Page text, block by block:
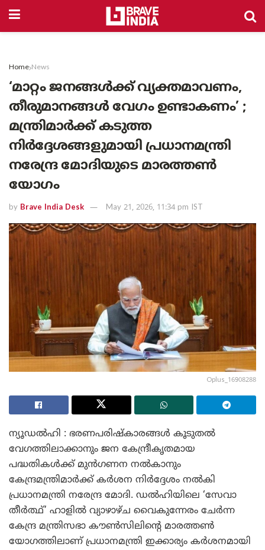
Home News
‘മാറ്റം ജനങ്ങൾക്ക് വ്യക്തമാവണം,
തീരുമാനങ്ങൾ വേഗം ഉണ്ടാകണം’ ;
മന്ത്രിമാർക്ക് കടുത്ത
നിർദ്ദേശങ്ങളുമായി പ്രധാനമന്ത്രി
നരേന്ദ്ര മോദിയുടെ മാരത്തൺ
യോഗം
by Brave India Desk May 21, 2026, 11:34 pm IST
Oplus_16908288
ന്യൂഡൽഹി : ഭരണപരിഷ്കാരങ്ങൾ കൂടുതൽ
വേഗത്തിലാക്കാനും ജന കേന്ദ്രീകൃതമായ
പദ്ധതികൾക്ക് മുൻഗണന നൽകാനും
കേന്ദ്രമന്ത്രിമാർക്ക് കർശന നിർദ്ദേശം നൽകി
പ്രധാനമന്ത്രി നരേന്ദ്ര മോദി. ഡൽഹിയിലെ ‘സേവാ
തീർത്ഥ്’ ഹാളിൽ വ്യാഴാഴ്ച വൈകുന്നേരം ചേർന്ന
കേന്ദ്ര മന്ത്രിസഭാ കൗൺസിലിന്റെ മാരത്തൺ
യോഗത്തിലാണ് പ്രധാനമന്ത്രി ഇക്കാര്യം കർശനമായി